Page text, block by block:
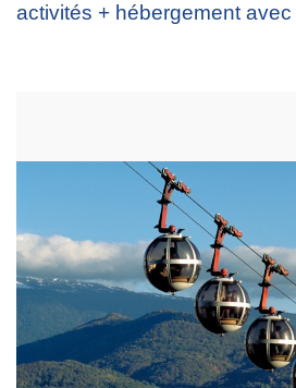
activités + hébergement avec